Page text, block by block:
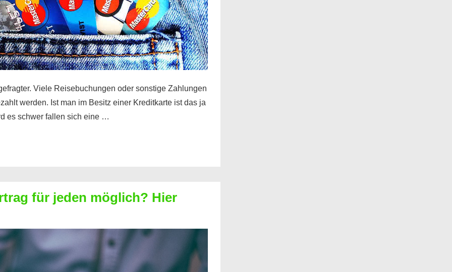
Viele Reisebuchungen oder sonstige Zahlungen
werden. Ist man im Besitz einer Kreditkarte ist das ja
es schwer fallen sich eine …
für jeden möglich? Hier